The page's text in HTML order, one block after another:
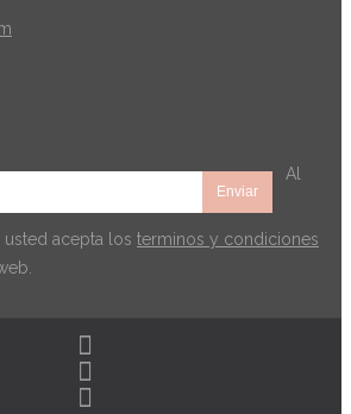
Al
acepta los terminos y condiciones